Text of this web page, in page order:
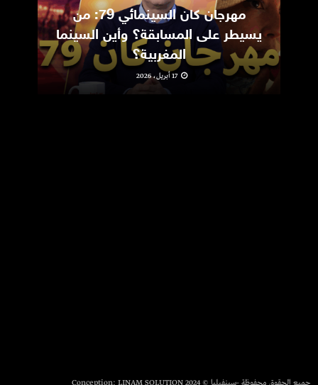
مهرجان كان السينمائي 79: من
يسيطر على المسابقة؟ وأين السينما
المغربية؟
17 أبريل، 2026
جميع الحقوق محفوظة -سينفيليا © 2024 Conception: LINAM SOLUTION